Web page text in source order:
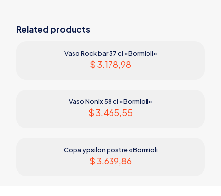
Related products
Vaso Rock bar 37 cl «Bormioli»
$3.178,98
Vaso Nonix 58 cl «Bormioli»
$3.465,55
Copa ypsilon postre «Bormioli
$3.639,86